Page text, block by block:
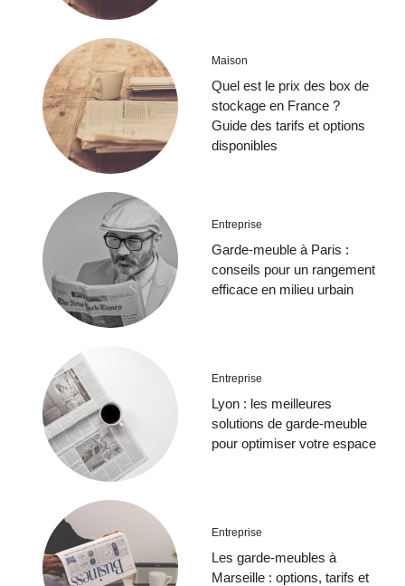
Maison
Quel est le prix des box de
stockage en France ?
Guide des tarifs et options
disponibles
Entreprise
Garde-meuble à Paris :
conseils pour un rangement
efficace en milieu urbain
Entreprise
Lyon : les meilleures
solutions de garde-meuble
pour optimiser votre espace
Entreprise
Les garde-meubles à
Marseille : options, tarifs et